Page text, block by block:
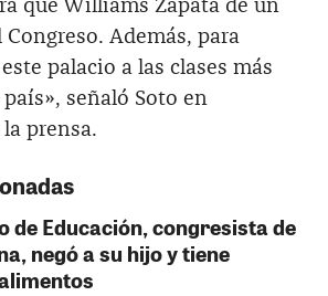
que Williams Zapata dé un
Además, para
palacio a las clases más
señaló Soto en
prensa.
de Educación, congresista de
negó a su hijo y tiene